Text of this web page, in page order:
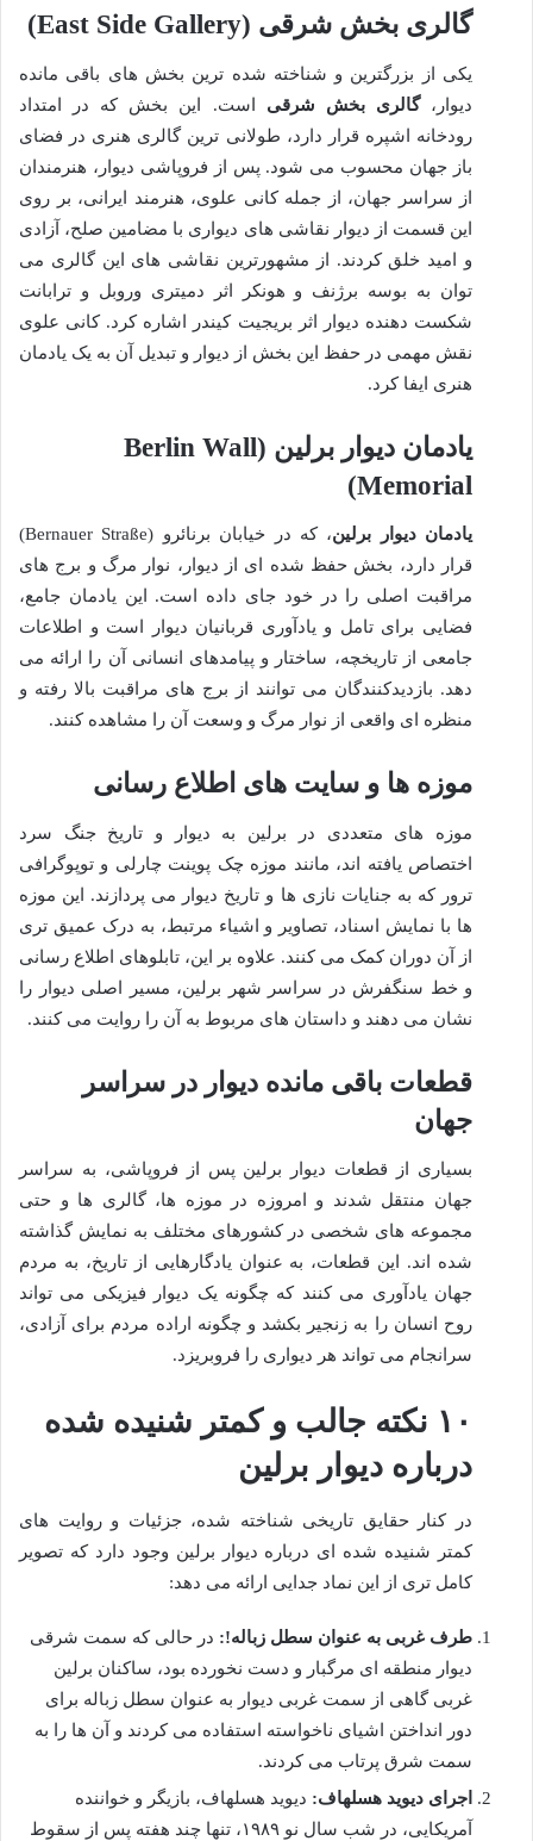
گالری بخش شرقی (East Side Gallery)
یکی از بزرگترین و شناخته شده ترین بخش های باقی مانده
دیوار،گالری بخش شرقی است. این بخش که در امتداد
رودخانه اشپره قرار دارد، طولانی ترین گالری هنری در فضای
باز جهان محسوب می شود. پس از فروپاشی دیوار، هنرمندان
از سراسر جهان، از جمله کانی علوی، هنرمند ایرانی، بر روی
این قسمت از دیوار نقاشی های دیواری با مضامین صلح، آزادی
و امید خلق کردند. از مشهورترین نقاشی های این گالری می
توان به بوسه برژنف و هونکر اثر دمیتری وروبل و ترابانت
شکست دهنده دیوار اثر بریجیت کیندر اشاره کرد. کانی علوی
نقش مهمی در حفظ این بخش از دیوار و تبدیل آن به یک یادمان
هنری ایفا کرد.
یادمان دیوار برلین (Berlin Wall
Memorial)
یادمان دیوار برلین
، که در خیابان برنائرو (Bernauer Straße)
قرار دارد، بخش حفظ شده ای از دیوار، نوار مرگ و برج های
مراقبت اصلی را در خود جای داده است. این یادمان جامع،
فضایی برای تامل و یادآوری قربانیان دیوار است و اطلاعات
جامعی از تاریخچه، ساختار و پیامدهای انسانی آن را ارائه می
دهد. بازدیدکنندگان می توانند از برج های مراقبت بالا رفته و
منظره ای واقعی از نوار مرگ و وسعت آن را مشاهده کنند.
موزه ها و سایت های اطلاع رسانی
موزه های متعددی در برلین به دیوار و تاریخ جنگ سرد
اختصاص یافته اند، مانند موزه چک پوینت چارلی و توپوگرافی
ترور که به جنایات نازی ها و تاریخ دیوار می پردازند. این موزه
ها با نمایش اسناد، تصاویر و اشیاء مرتبط، به درک عمیق تری
از آن دوران کمک می کنند. علاوه بر این، تابلوهای اطلاع رسانی
و خط سنگفرش در سراسر شهر برلین، مسیر اصلی دیوار را
نشان می دهند و داستان های مربوط به آن را روایت می کنند.
قطعات باقی مانده دیوار در سراسر
جهان
بسیاری از قطعات دیوار برلین پس از فروپاشی، به سراسر
جهان منتقل شدند و امروزه در موزه ها، گالری ها و حتی
مجموعه های شخصی در کشورهای مختلف به نمایش گذاشته
شده اند. این قطعات، به عنوان یادگارهایی از تاریخ، به مردم
جهان یادآوری می کنند که چگونه یک دیوار فیزیکی می تواند
روح انسان را به زنجیر بکشد و چگونه اراده مردم برای آزادی،
سرانجام می تواند هر دیواری را فروبریزد.
۱۰ نکته جالب و کمتر شنیده شده
درباره دیوار برلین
در کنار حقایق تاریخی شناخته شده، جزئیات و روایت های
کمتر شنیده شده ای درباره دیوار برلین وجود دارد که تصویر
کامل تری از این نماد جدایی ارائه می دهد:
طرف غربی به عنوان سطل زباله!: در حالی که سمت شرقی
دیوار منطقه ای مرگبار و دست نخورده بود، ساکنان برلین
غربی گاهی از سمت غربی دیوار به عنوان سطل زباله برای
دور انداختن اشیای ناخواسته استفاده می کردند و آن ها را به
سمت شرق پرتاب می کردند.
اجرای دیوید هسلهاف: دیوید هسلهاف، بازیگر و خواننده
آمریکایی، در شب سال نو ۱۹۸۹، تنها چند هفته پس از سقوط